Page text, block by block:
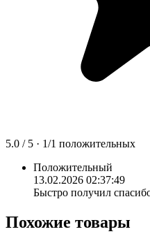
5.0 / 5 · 1/1 положительных
Положительный
13.02.2026 02:37:49
Быстро получил
Похожие товары